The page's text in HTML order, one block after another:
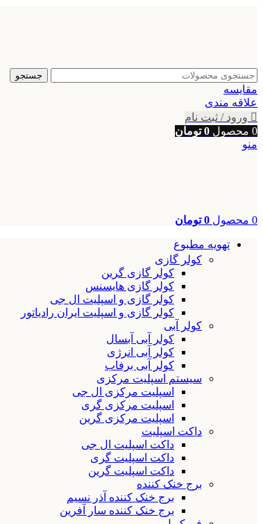
جستجو
مقایسه
علاقه مندی
ورود / ثبت نام
0 محصول 0 تومان
منو
0 محصول 0 تومان
تهویه مطبوع
کولر گازی
کولر گازی گرین
کولر گازی هایسنس
کولر گازی و اسپلیت ال جی
کولر گازی و اسپلیت ایران رادیاتور
کولر آبی
کولر آبی آبسال
کولر آبی انرژی
کولر آبی برفاب
سیستم اسپلیت مرکزی
اسپلیت مرکزی ال جی
اسپلیت مرکزی گری
اسپلیت مرکزی گرین
داکت اسپلیت
داکت اسپلیت ال جی
داکت اسپلیت گری
داکت اسپلیت گرین
برج خنک کننده
برج خنک کننده آذر نسیم
برج خنک کننده سار آفرین